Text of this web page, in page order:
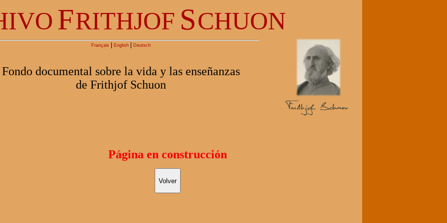
FRITHJOF SCHUON
Français English Deutsch
Fondo documental sobre la vida y las enseñanzas
de Frithjof Schuon
Página en construcción